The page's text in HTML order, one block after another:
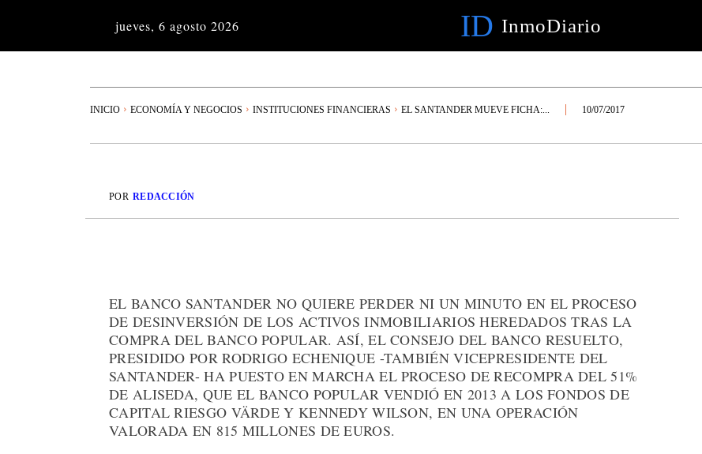
jueves, 6 agosto 2026 ID InmoDiario
INICIO ECONOMÍA Y NEGOCIOS INSTITUCIONES FINANCIERAS EL SANTANDER MUEVE FICHA:... 10/07/2017
POR REDACCIÓN
EL BANCO SANTANDER NO QUIERE PERDER NI UN MINUTO EN EL PROCESO
DE DESINVERSIÓN DE LOS ACTIVOS INMOBILIARIOS HEREDADOS TRAS LA
COMPRA DEL BANCO POPULAR. ASÍ, EL CONSEJO DEL BANCO RESUELTO,
PRESIDIDO POR RODRIGO ECHENIQUE -TAMBIÉN VICEPRESIDENTE DEL
SANTANDER- HA PUESTO EN MARCHA EL PROCESO DE RECOMPRA DEL 51%
DE ALISEDA, QUE EL BANCO POPULAR VENDIÓ EN 2013 A LOS FONDOS DE
CAPITAL RIESGO VÄRDE Y KENNEDY WILSON, EN UNA OPERACIÓN
VALORADA EN 815 MILLONES DE EUROS.